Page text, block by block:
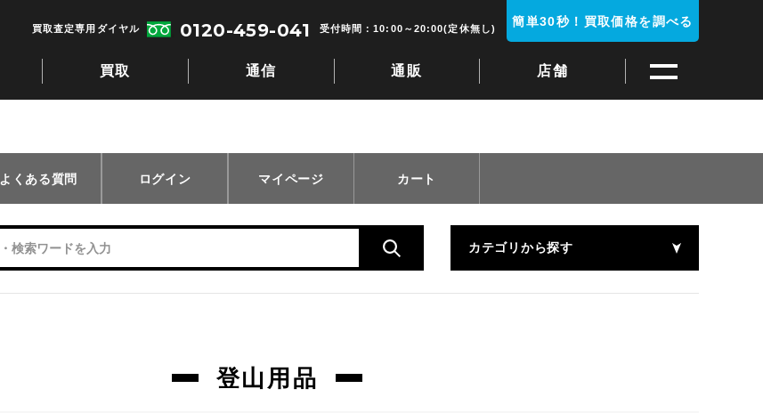
買取 通信 通販 店舗
買取査定専用ダイヤル 0120-459-041 受付時間：10:00～20:00(定休無し) 簡単30秒！買取価格を調べる
よくある質問 ログイン マイページ カート
カテゴリから探す
登山用品